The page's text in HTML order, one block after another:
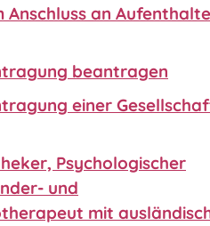
Anschluss an
beantragen
einer
Psychologischer
und
mit